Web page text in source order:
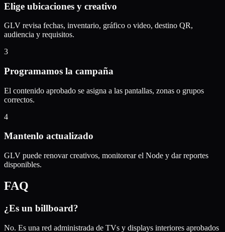
Elige ubicaciones y creativo
GLV revisa fechas, inventario, gráfico o video, destino QR,
audiencia y requisitos.
3
Programamos la campaña
El contenido aprobado se asigna a las pantallas, zonas o grupos
correctos.
4
Mantenlo actualizado
GLV puede renovar creativos, monitorear el Node y dar reportes
disponibles.
FAQ
¿Es un billboard?
No. Es una red administrada de TVs y displays interiores aprobados